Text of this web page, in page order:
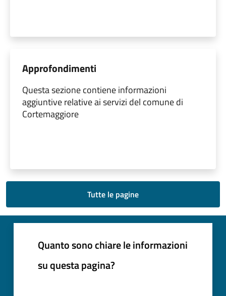
Approfondimenti
Questa sezione contiene informazioni
aggiuntive relative ai servizi del comune di
Cortemaggiore
Tutte le pagine
Quanto sono chiare le informazioni
su questa pagina?